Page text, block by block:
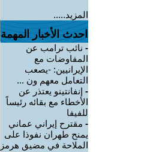
المزيد.....
احدث الأخبار المهمة
- نائب ترامب عن
المفاوضات مع
الإيرانيين: -يصعب
التعامل معهم ون ...
- إنفانتينو يعتذر عن
الأخطاء مع بقائه رئيساً
للفيفا
- مقترح إيراني عماني
يمنح طهران نفوذا على
الملاحة في مضيق هرمز